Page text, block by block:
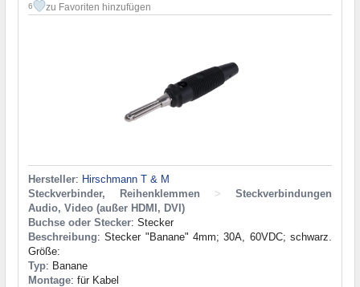
6 zu Favoriten hinzufügen
Hersteller: Hirschmann T & M
Steckverbinder, Reihenklemmen
>
Steckverbindungen
Audio, Video (außer HDMI, DVI)
Buchse oder Stecker: Stecker
Beschreibung: Stecker "Banane" 4mm; 30A, 60VDC; schwarz.
Größe:
Typ: Banane
Montage: für Kabel